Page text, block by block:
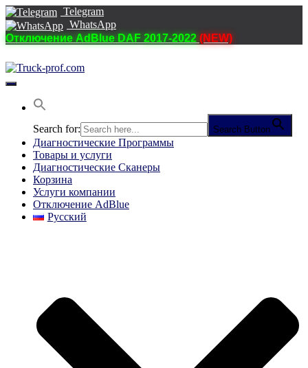
Telegram
WhatsApp
Отключение AdBlue DAF 2017-2022 (NEW)
Переключить
навигацию
Search for: Search Button
Диагностические Программы
Товары и услуги
Диагностические Сканеры
Корзина
Услуги компании
Отключение AdBlue
Русский